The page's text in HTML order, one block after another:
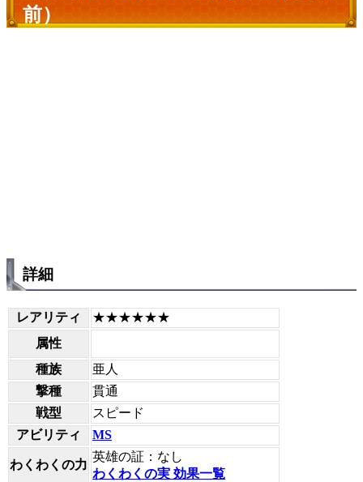
前）
詳細
レアリティ
★★★★★★
属性
種族
亜人
撃種
貫通
戦型
スピード
アビリティ
MS
わくわくの力
英雄の証：なし
わくわくの実 効果一覧